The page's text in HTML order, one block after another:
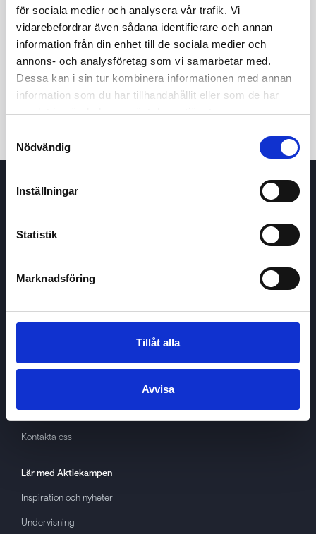
för sociala medier och analysera vår trafik. Vi
vidarebefordrar även sådana identifierare och annan
information från din enhet till de sociala medier och
annons- och analysföretag som vi samarbetar med.
Dessa kan i sin tur kombinera informationen med annan
information som du har tillhandahållit eller som de har
samlat in när du har använt deras tjänster.
Nödvändig
Inställningar
Statistik
Marknadsföring
Tillåt alla
Avvisa
24t 7d 1m 3m 1å 5å
Köp / Sälj
OmAktiekampen
About cookies
GDPR
Kontakta oss
Lär med Aktiekampen
Inspiration och nyheter
Undervisning